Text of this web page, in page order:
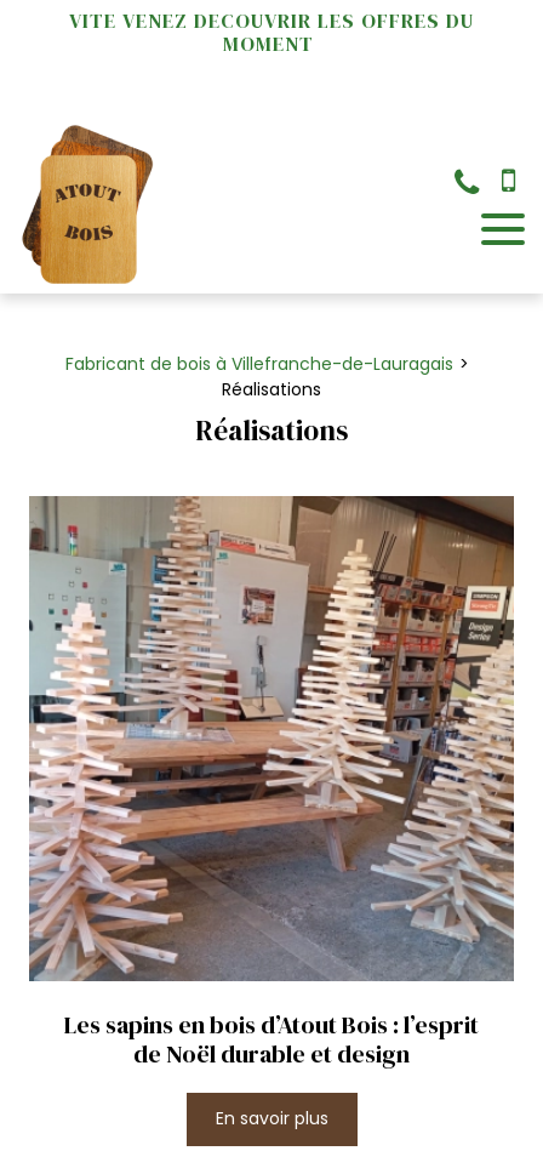
VITE VENEZ DECOUVRIR LES OFFRES DU
MOMENT
Fabricant de bois à Villefranche-de-Lauragais
Réalisations
Réalisations
Les sapins en bois d’Atout Bois : l’esprit
de Noël durable et design
En savoir plus
Panneau de gestion des cookies